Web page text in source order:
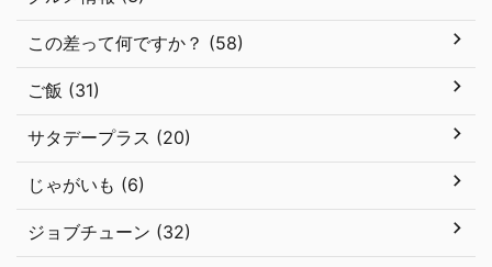
この差って何ですか？ (58)
ご飯 (31)
サタデープラス (20)
じゃがいも (6)
ジョブチューン (32)